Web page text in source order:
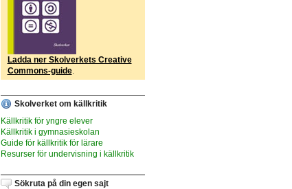
Ladda ner Skolverkets Creative
Commons-guide.
Skolverket om källkritik
Källkritik för yngre elever
Källkritik i gymnasieskolan
Guide för källkritik för lärare
Resurser för undervisning i källkritik
Sökruta på din egen sajt